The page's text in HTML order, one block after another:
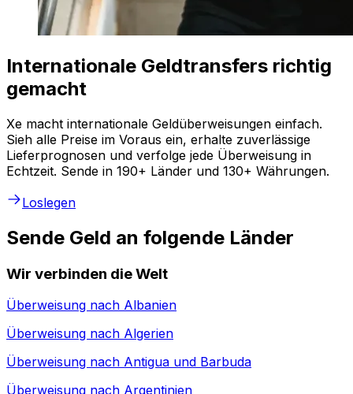
Internationale Geldtransfers richtig
gemacht
Xe macht internationale Geldüberweisungen einfach.
Sieh alle Preise im Voraus ein, erhalte zuverlässige
Lieferprognosen und verfolge jede Überweisung in
Echtzeit. Sende in 190+ Länder und 130+ Währungen.
Loslegen
Sende Geld an folgende Länder
Wir verbinden die Welt
Überweisung nach Albanien
Überweisung nach Algerien
Überweisung nach Antigua und Barbuda
Überweisung nach Argentinien